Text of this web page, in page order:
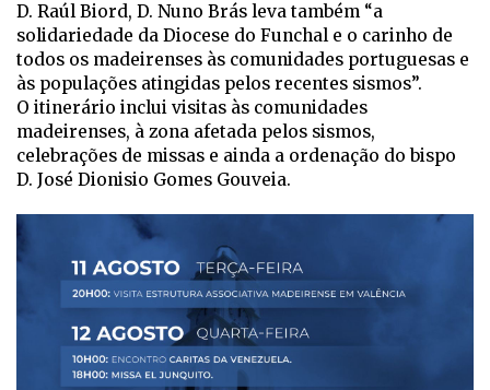
D. Raúl Biord, D. Nuno Brás leva também “a
solidariedade da Diocese do Funchal e o carinho de
todos os madeirenses às comunidades portuguesas e
às populações atingidas pelos recentes sismos”.
O itinerário inclui visitas às comunidades
madeirenses, à zona afetada pelos sismos,
celebrações de missas e ainda a ordenação do bispo
D. José Dionisio Gomes Gouveia.